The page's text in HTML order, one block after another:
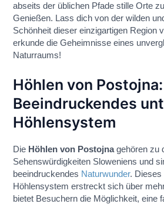
abseits der üblichen Pfade stille Orte
Genießen. Lass dich von der wilden
Schönheit dieser einzigartigen Region
erkunde die Geheimnisse eines
Naturraums!
Höhlen von Postojna:
Beeindruckendes
Höhlensystem
Die Höhlen von Postojnagehören zu
Sehenswürdigkeiten Sloweniens und
beeindruckendes Naturwunder. Dieses
Höhlensystem erstreckt sich über
bietet Besuchern die Möglichkeit, eine